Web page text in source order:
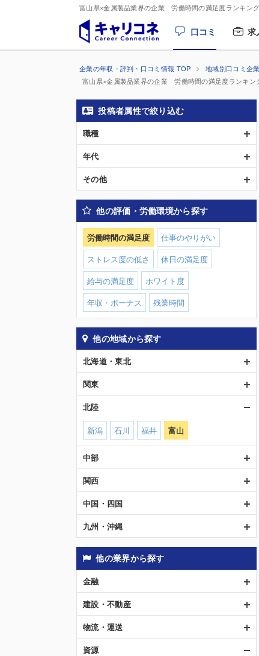
富山県×金属製品業界の企業 労働時間の満足度ランキング
口コミ 求
企業の年収・評判・口コミ情報 TOP 地域別口コミ企
富山県×金属製品業界の企業 労働時間の満足度ランキン
投稿者属性で絞り込む
職種
年代
その他
他の評価・労働環境から探す
労働時間の満足度
仕事のやりがい
ストレス度の低さ
休日の満足度
給与の満足度
ホワイト度
年収・ボーナス
残業時間
他の地域から探す
北海道・東北
関東
北陸
新潟 石川 福井 富山
中部
関西
中国・四国
九州・沖縄
他の業界から探す
金融
建設・不動産
物流・運送
資源